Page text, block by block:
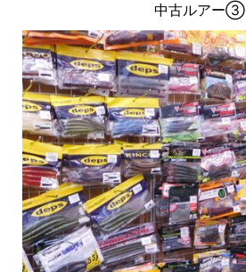
中古ルアー③